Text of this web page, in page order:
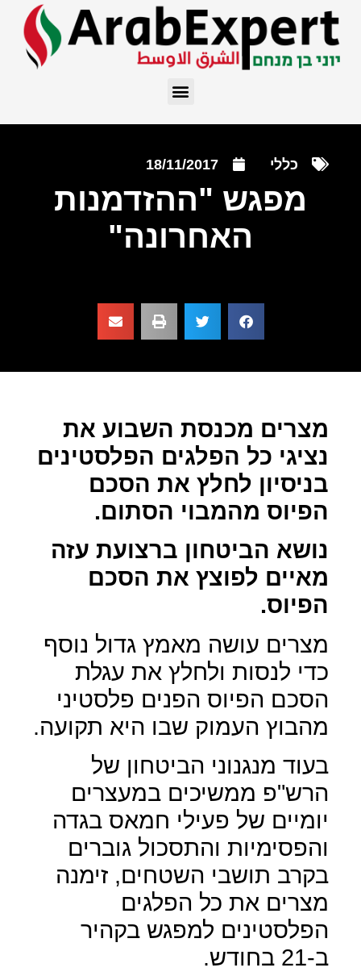
כללי 18/11/2017
מפגש "ההזדמנות
האחרונה"
מצרים מכנסת השבוע את
נציגי כל הפלגים הפלסטינים
בניסיון לחלץ את הסכם
הפיוס מהמבוי הסתום.
נושא הביטחון ברצועת עזה
מאיים לפוצץ את הסכם
הפיוס.
מצרים עושה מאמץ גדול נוסף
כדי לנסות ולחלץ את עגלת
הסכם הפיוס הפנים פלסטיני
מהבוץ העמוק שבו היא תקועה.
בעוד מנגנוני הביטחון של
הרש"פ ממשיכים במעצרים
יומיים של פעילי חמאס בגדה
והפסימיות והתסכול גוברים
בקרב תושבי השטחים, זימנה
מצרים את כל הפלגים
הפלסטינים למפגש בקהיר
ב-21 בחודש.